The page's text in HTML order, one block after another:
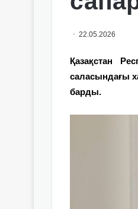
22.05.2026
Қазақстан
саласындағы
барды.